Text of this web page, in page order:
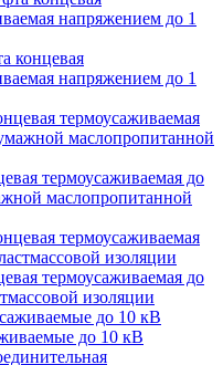
концевая
напряжением до 1
термоусаживаемая до
маслопропитанной
термоусаживаемая до
изоляции
до 10 кВ